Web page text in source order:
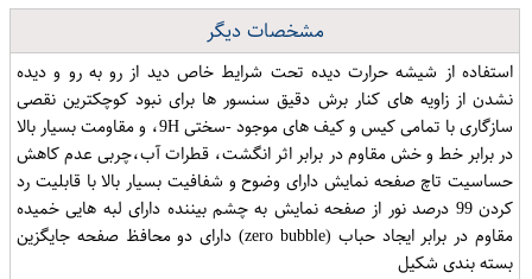
مشخصات دیگر
استفاده از شیشه حرارت دیده تحت شرایط خاص دید از رو به رو و دیده
نشدن از زاویه های کنار برش دقیق سنسور ها برای نبود کوچکترین نقصی
سازگاری با تمامی کیس و کیف های موجود -سختی 9H، و مقاومت بسیار بالا
در برابر خط و خش مقاوم در برابر اثر انگشت، قطرات آب،چربی عدم کاهش
حساسیت تاچ صفحه نمایش دارای وضوح و شفافیت بسیار بالا با قابلیت رد
کردن 99 درصد نور از صفحه نمایش به چشم بیننده دارای لبه هایی خمیده
مقاوم در برابر ایجاد حباب (zero bubble) دارای دو محافظ صفحه جایگزین
بسته بندی شکیل